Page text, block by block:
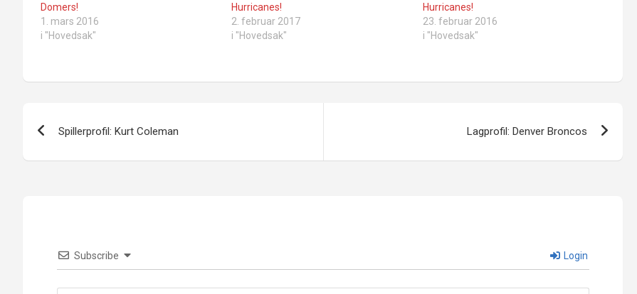
Domers!
1. mars 2016
i "Hovedsak"
Hurricanes!
2. februar 2017
i "Hovedsak"
Hurricanes!
23. februar 2016
i "Hovedsak"
Spillerprofil: Kurt Coleman Lagprofil: Denver Broncos
Subscribe Login